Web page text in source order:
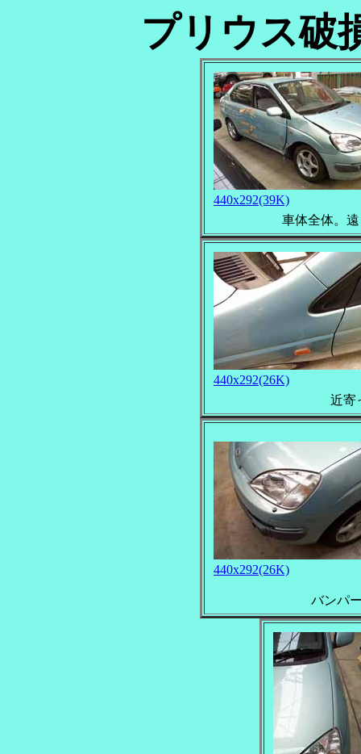
プリウス破
440x292(39K)
車体全体。
440x292(26K)
近寄
440x292(26K)
バンパ